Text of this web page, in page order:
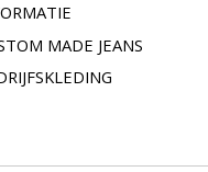
MADE JEANS